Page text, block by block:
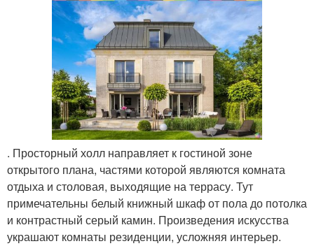
. Просторный холл направляет к гостиной зоне
открытого плана, частями которой являются комната
отдыха и столовая, выходящие на террасу. Тут
примечательны белый книжный шкаф от пола до потолка
и контрастный серый камин. Произведения искусства
украшают комнаты резиденции, усложняя интерьер.